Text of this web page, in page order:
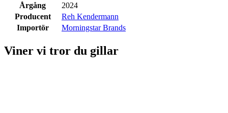
Årgång
2024
Producent
Reh Kendermann
Importör
Morningstar Brands
Viner vi tror du gillar